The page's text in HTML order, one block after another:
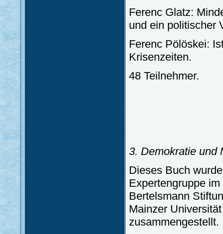
Ferenc Glatz:
und ein politischer
Ferenc Pölöskei:
Krisenzeiten.
48 Teilnehmer.
3. Demokratie und
Dieses Buch
Expertengruppe
Bertelsmann
Mainzer
zusammengestellt.